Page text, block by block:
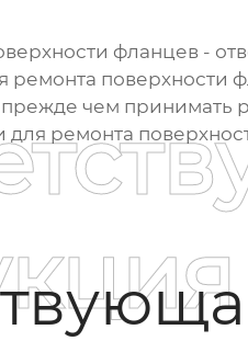
фланцев-
ремонта поверхности
чем принимать
для ремонта